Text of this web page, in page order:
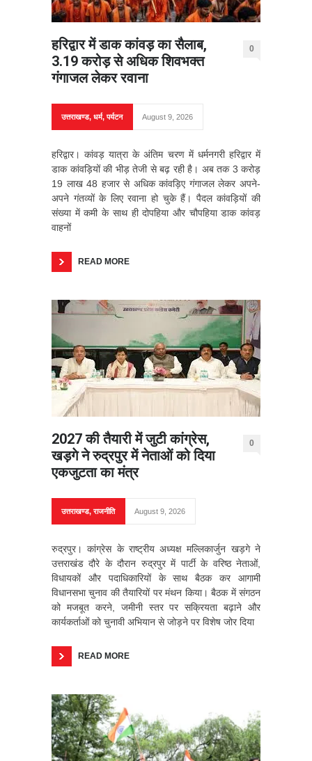
हरिद्वार में डाक कांवड़ का सैलाब,
3.19 करोड़ से अधिक शिवभक्त
गंगाजल लेकर रवाना
0
उत्तराखण्ड, धर्म,पर्यटन August 9, 2026
हरिद्वार। कांवड़ यात्रा के अंतिम चरण में धर्मनगरी हरिद्वार में
डाक कांवड़ियों की भीड़ तेजी से बढ़ रही है। अब तक 3 करोड़
19 लाख 48 हजार से अधिक कांवड़िए गंगाजल लेकर अपने-
अपने गंतव्यों के लिए रवाना हो चुके हैं। पैदल कांवड़ियों की
संख्या में कमी के साथ ही दोपहिया और चौपहिया डाक कांवड़
वाहनों
READ MORE
2027 की तैयारी में जुटी कांग्रेस,
खड़गे ने रुद्रपुर में नेताओं को दिया
एकजुटता का मंत्र
0
उत्तराखण्ड,राजनीति August 9, 2026
रुद्रपुर। कांग्रेस के राष्ट्रीय अध्यक्ष मल्लिकार्जुन खड़गे ने
उत्तराखंड दौरे के दौरान रुद्रपुर में पार्टी के वरिष्ठ नेताओं,
विधायकों और पदाधिकारियों के साथ बैठक कर आगामी
विधानसभा चुनाव की तैयारियों पर मंथन किया। बैठक में संगठन
को मजबूत करने, जमीनी स्तर पर सक्रियता बढ़ाने और
कार्यकर्ताओं को चुनावी अभियान से जोड़ने पर विशेष जोर दिया
READ MORE